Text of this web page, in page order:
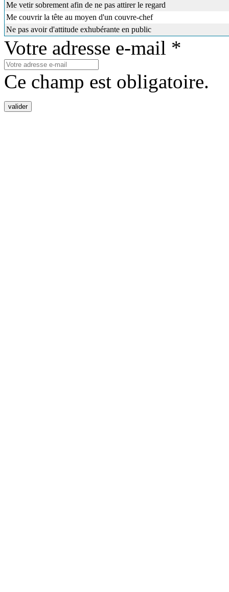
Me vetir sobrement afin de ne pas attirer le regard
Me couvrir la tête au moyen d'un couvre-chef
Ne pas avoir d'attitude exhubérante en public
Votre adresse e-mail *
Ce champ est obligatoire.